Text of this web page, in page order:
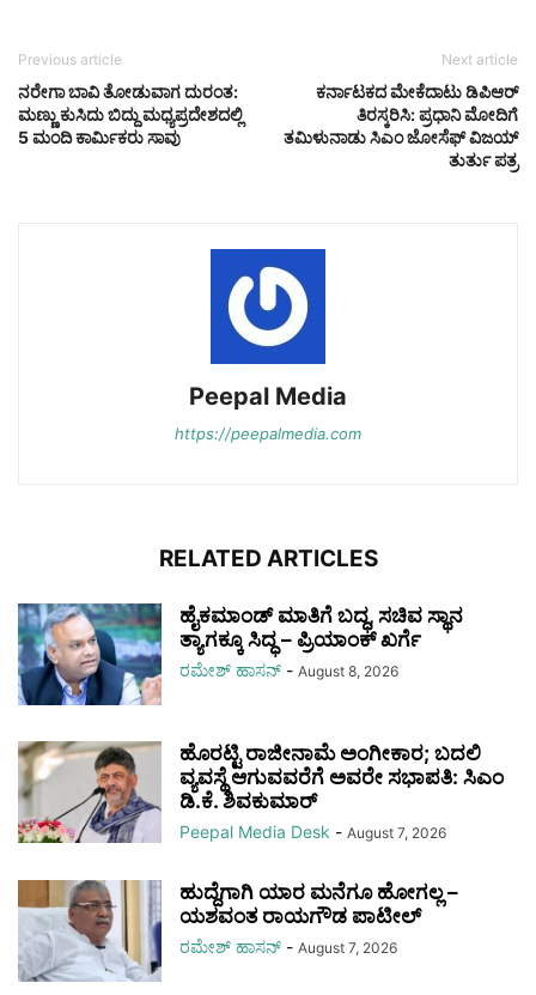
Previous article
ನರೇಗಾ ಬಾವಿ ತೋಡುವಾಗ ದುರಂತ:
ಮಣ್ಣು ಕುಸಿದು ಬಿದ್ದು ಮಧ್ಯಪ್ರದೇಶದಲ್ಲಿ
5 ಮಂದಿ ಕಾರ್ಮಿಕರು ಸಾವು
Next article
ಕರ್ನಾಟಕದ ಮೇಕೆದಾಟು ಡಿಪಿಆರ್
ತಿರಸ್ಕರಿಸಿ: ಪ್ರಧಾನಿ ಮೋದಿಗೆ
ತಮಿಳುನಾಡು ಸಿಎಂ ಜೋಸೆಫ್ ವಿಜಯ್
ತುರ್ತು ಪತ್ರ
Peepal Media
https://peepalmedia.com
RELATED ARTICLES
ಹೈಕಮಾಂಡ್ ಮಾತಿಗೆ ಬದ್ಧ, ಸಚಿವ ಸ್ಥಾನ
ತ್ಯಾಗಕ್ಕೂ ಸಿದ್ಧ – ಪ್ರಿಯಾಂಕ್‌ ಖರ್ಗೆ
ರಮೇಶ್‌ ಹಾಸನ್‌ - August 8, 2026
ಹೊರಟ್ಟಿ ರಾಜೀನಾಮೆ ಅಂಗೀಕಾರ; ಬದಲಿ
ವ್ಯವಸ್ಥೆ ಆಗುವವರೆಗೆ ಅವರೇ ಸಭಾಪತಿ: ಸಿಎಂ
ಡಿ.ಕೆ. ಶಿವಕುಮಾರ್
Peepal Media Desk - August 7, 2026
ಹುದ್ದೆಗಾಗಿ ಯಾರ ಮನೆಗೂ ಹೋಗಲ್ಲ –
ಯಶವಂತ ರಾಯಗೌಡ ಪಾಟೀಲ್‌
ರಮೇಶ್‌ ಹಾಸನ್‌ - August 7, 2026